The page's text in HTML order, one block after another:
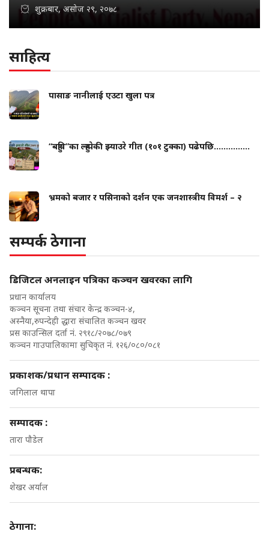
शुक्रबार, असोज २९, २०७८
साहित्य
पासाङ नानीलाई एउटा खुला पत्र
“बहुवि”का ल्हुम्पेकी झ्याउरे गीत (१०१ टुक्का) पढेपछि...............
भ्रमको बजार र पसिनाको दर्शन एक जनशास्त्रीय विमर्श – २
सम्पर्क ठेगाना
डिजिटल अनलाइन पत्रिका कञ्चन खवरका लागि
प्रधान कार्यालय
कञ्चन सूचना तथा संचार केन्द्र कञ्चन-४,
अस्नैया,रुपन्देही द्धारा संचालित कञ्चन खवर
प्रस काउन्सिल दर्ता नं. २९१८/२०७८/०७९
कञ्चन गाउपालिकामा सुचिकृत नं. १२६/०८०/०८१
प्रकाशक/प्रधान सम्पादक :
जगिलाल थापा
सम्पादक :
तारा पौडेल
प्रबन्धक:
शेखर अर्याल
ठेगाना: